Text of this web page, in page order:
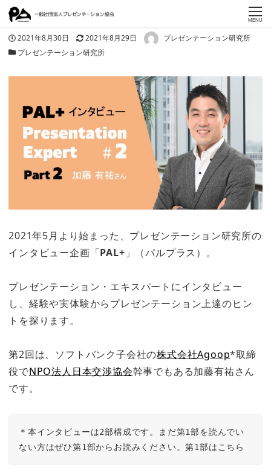
MENU
投稿日
2021年8月30日 更新日
2021年8月29日 著者 プレゼンテーション研究所
カテゴリー
プレゼンテーション研究所
2021年5月より始まった、プレゼンテーション研究所の
インタビュー企画「PAL+ 」（パルプラス）。
プレゼンテーション・エキスパートにインタビュー
し、経験や実体験からプレゼンテーション上達のヒン
トを探ります。
第2回は、ソフトバンク子会社の株式会社Agoop*取締
役でNPO法人日本交渉協会幹事でもある加藤有祐さん
です。
＊本インタビューは2部構成です。まだ第1部を読んでい
ない方はぜひ第1部からお読みください。第1部はこちら